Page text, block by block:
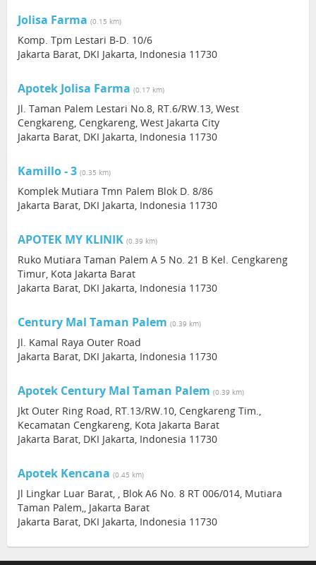
Jolisa Farma (0.15 km)
Komp. Tpm Lestari B-D. 10/6
Jakarta Barat, DKI Jakarta, Indonesia 11730
Apotek Jolisa Farma (0.17 km)
Jl. Taman Palem Lestari No.8, RT.6/RW.13, West
Cengkareng, Cengkareng, West Jakarta City
Jakarta Barat, DKI Jakarta, Indonesia 11730
Kamillo - 3 (0.35 km)
Komplek Mutiara Tmn Palem Blok D. 8/86
Jakarta Barat, DKI Jakarta, Indonesia 11730
APOTEK MY KLINIK (0.39 km)
Ruko Mutiara Taman Palem A 5 No. 21 B Kel. Cengkareng
Timur, Kota Jakarta Barat
Jakarta Barat, DKI Jakarta, Indonesia 11730
Century Mal Taman Palem (0.39 km)
Jl. Kamal Raya Outer Road
Jakarta Barat, DKI Jakarta, Indonesia 11730
Apotek Century Mal Taman Palem (0.39 km)
Jkt Outer Ring Road, RT.13/RW.10, Cengkareng Tim.,
Kecamatan Cengkareng, Kota Jakarta Barat
Jakarta Barat, DKI Jakarta, Indonesia 11730
Apotek Kencana (0.45 km)
Jl Lingkar Luar Barat, , Blok A6 No. 8 RT 006/014, Mutiara
Taman Palem,, Jakarta Barat
Jakarta Barat, DKI Jakarta, Indonesia 11730